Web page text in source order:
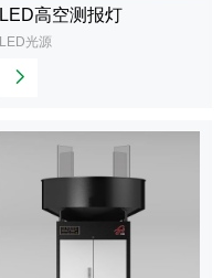
LED高空测报灯
LED光源
查
多